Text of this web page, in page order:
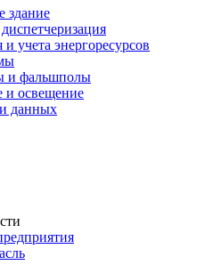
здание
учета энергоресурсов
и фальшполы
и освещение
данных